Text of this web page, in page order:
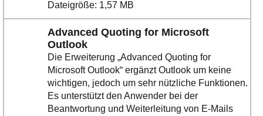
Dateigröße: 1,57 MB
Advanced Quoting for Microsoft
Outlook
Die Erweiterung „Advanced Quoting for
Microsoft Outlook“ ergänzt Outlook um keine
wichtigen, jedoch um sehr nützliche Funktionen.
Es unterstützt den Anwender bei der
Beantwortung und Weiterleitung von E-Mails